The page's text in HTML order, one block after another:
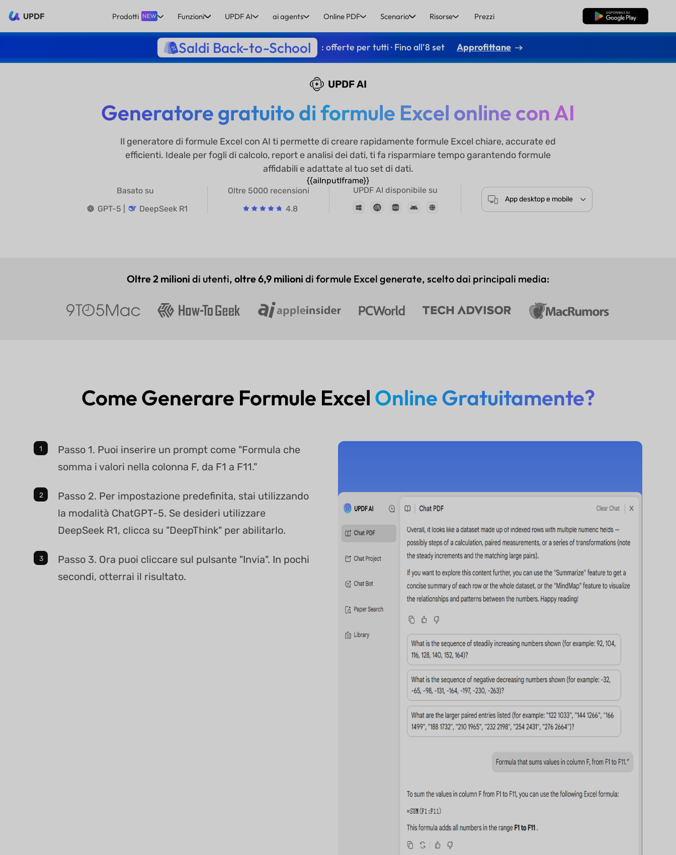
UPDF Prodotti NEW Funzioni UPDF AI ai agents Online PDF Scenario Risorse Prezzi Download Gratis
Saldi Back-to-School : offerte per tutti · Fino all’8 set Approfittane
UPDF AI
Generatore gratuito di formule Excel online con AI
Il generatore di formule Excel con AI ti permette di creare rapidamente formule Excel chiare, accurate ed
efficienti. Ideale per fogli di calcolo, report e analisi dei dati, ti fa risparmiare tempo garantendo formule
affidabili e adattate al tuo set di dati.
{{aiInputIframe}}
Basato su
GPT-5 |
DeepSeek R1
Oltre 5000 recensioni
4.8
UPDF AI disponibile su
App desktop e mobile
Oltre 2 milioni di utenti, oltre 6,9 milioni di formule Excel generate, scelto dai principali media:
Come Generare Formule Excel Online Gratuitamente?
Passo 1. Puoi inserire un prompt come "Formula che
somma i valori nella colonna F, da F1 a F11."
Passo 2. Per impostazione predefinita, stai utilizzando
la modalità ChatGPT-5. Se desideri utilizzare
DeepSeek R1, clicca su "DeepThink" per abilitarlo.
Passo 3. Ora puoi cliccare sul pulsante "Invia". In pochi
secondi, otterrai il risultato.